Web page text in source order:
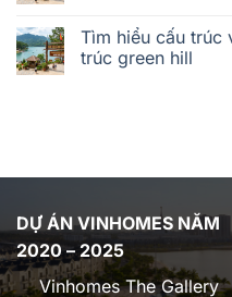
Tìm hiểu cấu trúc
trúc green hill
DỰ ÁN VINHOMES NĂM
2020 – 2025
Vinhomes The Gallery